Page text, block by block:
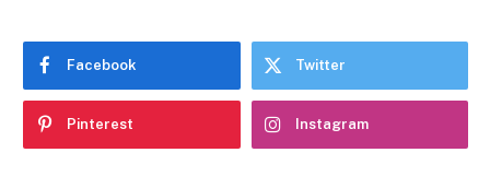
Facebook Twitter
Pinterest Instagram